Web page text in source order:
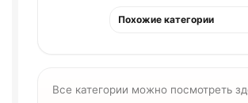
Похожие категории
Все категории можно посмотреть